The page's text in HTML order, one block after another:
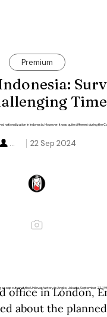
Premium
nationalization in Indonesia. However, it was quite different during the
22 Sep 2024
...
a soap cutter at the Unilever factory in Angke, Jakarta, September 27,
office in London,
about the planned